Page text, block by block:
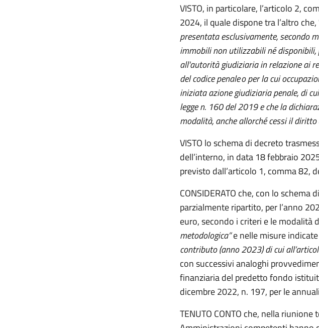
VISTO, in particolare, l’articolo 2,
2024, il quale dispone tra l’altro che,
presentata esclusivamente, secondo
immobili non utilizzabili né
all'autorità giudiziaria in relazione ai
del codice penaleo per la cui
iniziata azione giudiziaria penale,di
legge n. 160 del 2019e che la
modalità, anche allorché cessi il diritto
VISTO lo schema di decreto
dell’interno, in data 18 febbraio
previsto dall’articolo 1, comma 82,
CONSIDERATO che, con lo
parzialmente ripartito, per l’anno
euro, secondo i criteri e le modalità
metodologica”e nelle misure
contributo (anno 2023) di cui
con successivi analoghi
finanziaria del predetto fondo
dicembre 2022, n. 197, per le
TENUTO CONTO che, nella